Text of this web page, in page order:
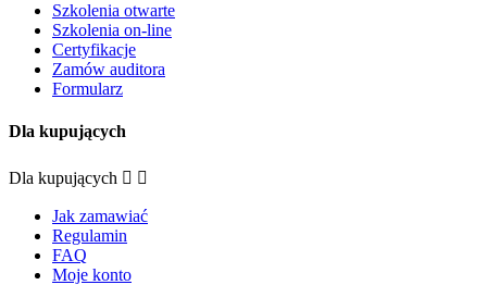
Szkolenia otwarte
Szkolenia on-line
Certyfikacje
Zamów auditora
Formularz
Dla kupujących
Dla kupujących  
Jak zamawiać
Regulamin
FAQ
Moje konto